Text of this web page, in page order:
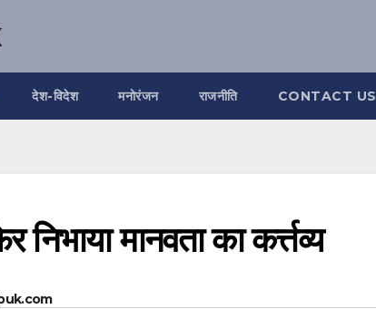
देश-विदेश मनोरंजन राजनीति CONTACT US
मानवता का कर्त्तव्य